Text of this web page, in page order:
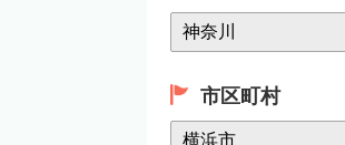
市区町村